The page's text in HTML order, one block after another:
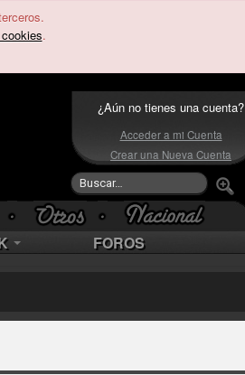
.
¿Aún no tienes una cuenta?
Acceder a mi Cuenta
Crear una Nueva Cuenta
FOROS